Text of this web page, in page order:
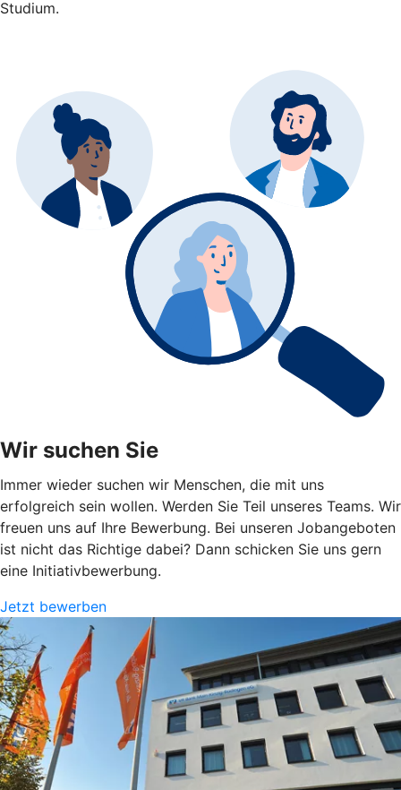
Studium.
Wir suchen Sie
Immer wieder suchen wir Menschen, die mit uns
erfolgreich sein wollen. Werden Sie Teil unseres Teams. Wir
freuen uns auf Ihre Bewerbung. Bei unseren Jobangeboten
ist nicht das Richtige dabei? Dann schicken Sie uns gern
eine Initiativbewerbung.
Jetzt bewerben